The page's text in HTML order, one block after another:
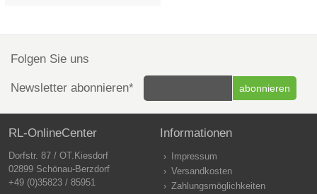
Folgen Sie uns
Newsletter abonnieren*
RL-OnlineCenter
Dorfstr. 87 / OT.Kiesdorf
02899 Schönau-Berzdorf
+49 (0)35823 / 85951
Informationen
Impressum
Versandkosten
Zahlungsmöglichkeiten